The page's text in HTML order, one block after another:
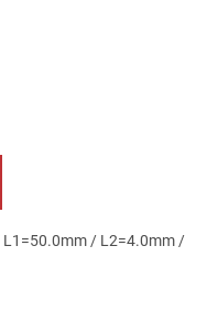
/ L2=4.0mm /